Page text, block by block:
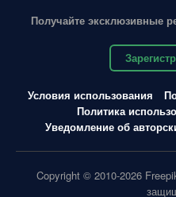
Получайте эксклюзивные
Условия использования
Политика
Уведомление об
Copyright © 2010-2026